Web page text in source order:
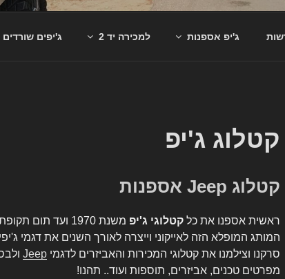
ג'יפ אספנות למכירה יד 2 ג'יפים
קטלוג ג'יפ
קטלוג Jeep אספנות
ראשית אספנו את כל קטלוגי ג'יפ
משנת 1970 ועד
המותג המופלא הזה לאייקוני וייצרה לאורך השנים את דגמי
סרקנו וצילמנו את קטלוגי המכירות והאביזרים לדגמי Jeep
מפרטים טכנים, אביזרים, תוספות ועוד.. תהנו!